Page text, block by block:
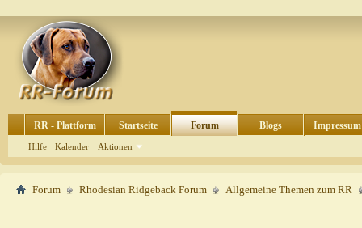
RR - Plattform Startseite Forum
Hilfe Kalender Aktionen
Blogs Impressum
Forum Rhodesian Ridgeback Forum Allgemeine Themen zum RR